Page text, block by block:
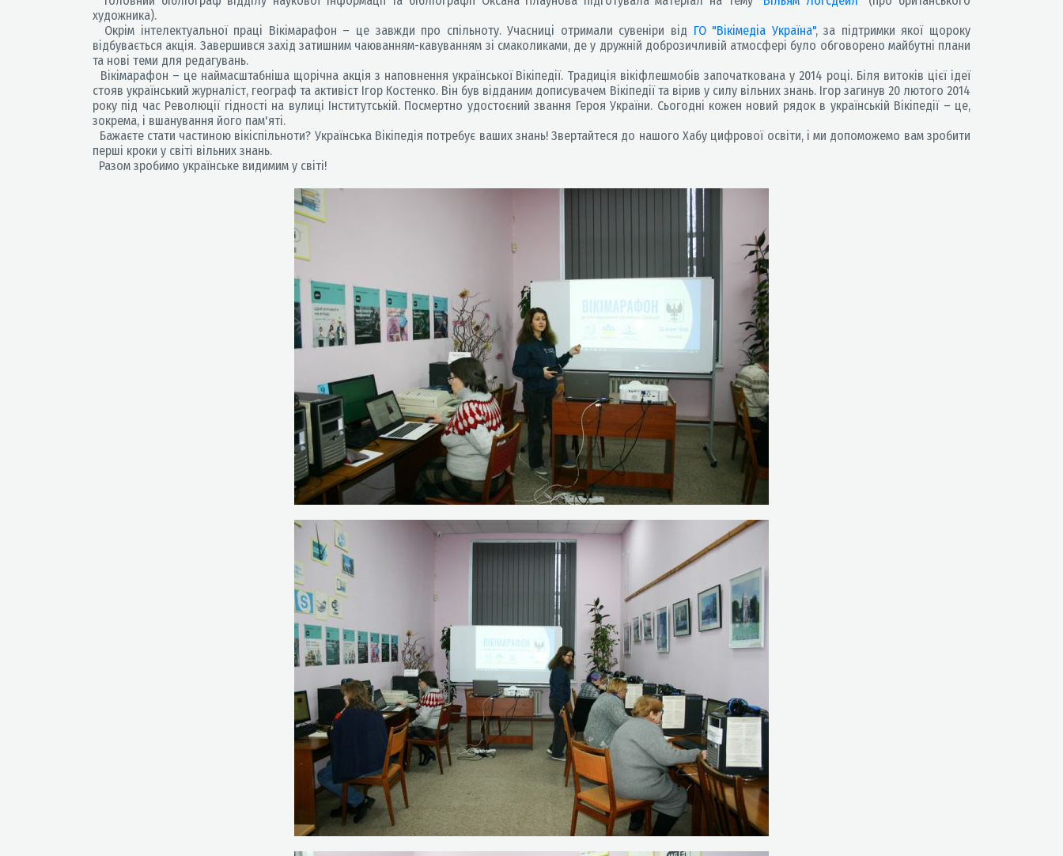
художника).
Окрім інтелектуальної праці Вікімарафон – це завжди про спільноту. Учасниці отримали сувеніри від ГО "Вікімедіа Україна", за підтримки якої щороку
відбувається акція. Завершився захід затишним чаюванням-кавуванням зі смаколиками, де у дружній доброзичливій атмосфері було обговорено майбутні плани
та нові теми для редагувань.
Вікімарафон – це наймасштабніша щорічна акція з наповнення української Вікіпедії. Традиція вікіфлешмобів започаткована у 2014 році. Біля витоків цієї ідеї
стояв український журналіст, географ та активіст Ігор Костенко. Він був відданим дописувачем Вікіпедії та вірив у силу вільних знань. Ігор загинув 20 лютого 2014
року під час Революції гідності на вулиці Інститутській. Посмертно удостоєний звання Героя України. Сьогодні кожен новий рядок в українській Вікіпедії – це,
зокрема, і вшанування його пам'яті.
Бажаєте стати частиною вікіспільноти? Українська Вікіпедія потребує ваших знань! Звертайтеся до нашого Хабу цифрової освіти, і ми допоможемо вам зробити
перші кроки у світі вільних знань.
Разом зробимо українське видимим у світі!